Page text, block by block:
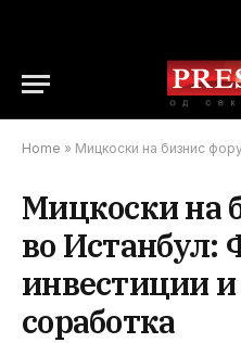
Home » Мицкоски на бизнис форум во
Мицкоски на
во Истанбул:
инвестиции
соработка